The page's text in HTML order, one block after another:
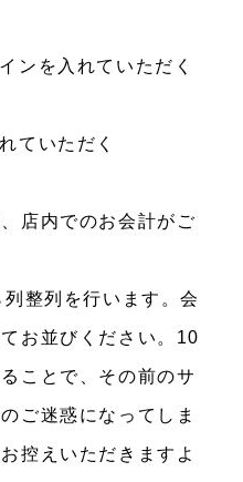
ンを入れていただく
ていただく
店内でのお会計がご
整列を行います。会
お並びください。10
ことで、その前のサ
ご迷惑になってしま
控えいただきますよ